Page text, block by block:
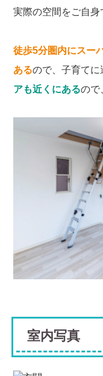
実際の空間をご自身
徒歩5分圏内にスー
あるので、子育て
アも近くにあるので
室内写真